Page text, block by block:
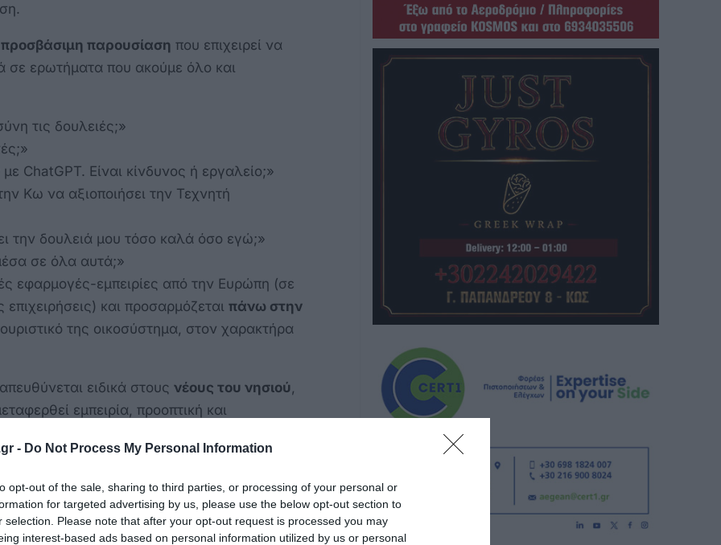
- Do Not Process My Personal Information
opt-out of the sale, sharing to third parties, or processing of your personal or
for targeted advertising by us, please use the below opt-out section to
selection. Please note that after your opt-out request is processed you may
interest-based ads based on personal information utilized by us or personal
παρουσίαση που επιχειρεί να
σε ερωτήματα που ακούμε όλο και
τις δουλειές;»
ChatGPT. Είναι κίνδυνος ή εργαλείο;»
Κω να αξιοποιήσει την Τεχνητή
την δουλειά μου τόσο καλά όσο εγώ;»
σε όλα αυτά;»
εφαρμογές-εμπειρίες από την Ευρώπη (σε
και προσαρμόζεται πάνω στην
της οικοσύστημα, στον χαρακτήρα
ειδικά στους νέους του νησιού,
εμπειρία, προοπτική και
ο ομιλητής, όταν ξεκινούσε κι εκείνος
του ερωτήματα.
Διεθνούς Ιπποκρατείου Ιδρύματος Κω